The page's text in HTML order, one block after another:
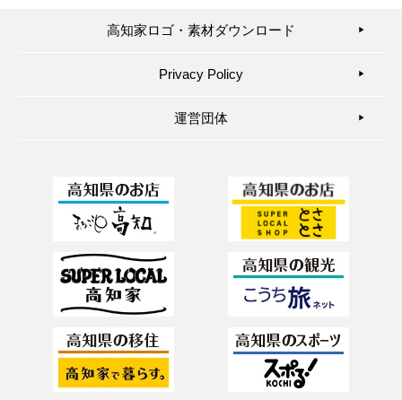
高知家ロゴ・素材ダウンロード ▶︎
Privacy Policy ▶︎
運営団体 ▶︎